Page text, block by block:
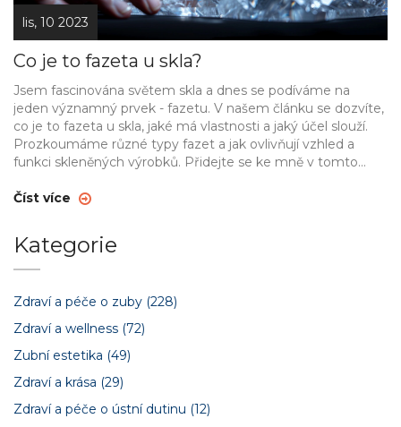
lis, 10 2023
Co je to fazeta u skla?
Jsem fascinována světem skla a dnes se podíváme na
jeden významný prvek - fazetu. V našem článku se dozvíte,
co je to fazeta u skla, jaké má vlastnosti a jaký účel slouží.
Prozkoumáme různé typy fazet a jak ovlivňují vzhled a
funkci skleněných výrobků. Přidejte se ke mně v tomto
Číst více
Kategorie
Zdraví a péče o zuby (228)
Zdraví a wellness (72)
Zubní estetika (49)
Zdraví a krása (29)
Zdraví a péče o ústní dutinu (12)